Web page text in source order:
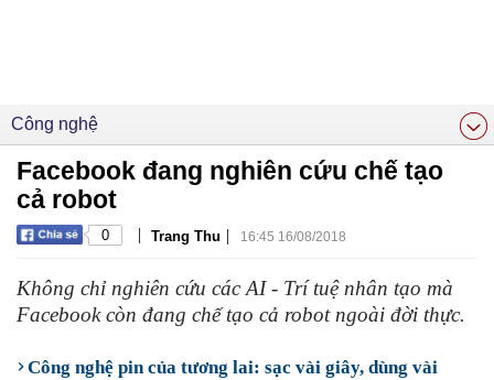
Công nghệ
Facebook đang nghiên cứu chế tạo
cả robot
0 | Trang Thu | 16:45 16/08/2018
Không chỉ nghiên cứu các AI - Trí tuệ nhân tạo mà
Facebook còn đang chế tạo cả robot ngoài đời thực.
Công nghệ pin của tương lai: sạc vài giây, dùng vài